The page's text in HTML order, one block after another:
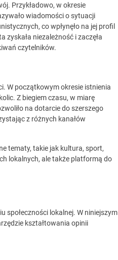
Przykładowo, w okresie
wiadomości o sytuacji
co wpłynęło na jej profil
niezależność i zaczęła
czytelników.
W początkowym okresie istnienia
Z biegiem czasu, w miarę
na dotarcie do szerszego
z różnych kanałów
tematy, takie jak kultura, sport,
lokalnych, ale także platformą do
społeczności lokalnej. W niniejszym
kształtowania opinii